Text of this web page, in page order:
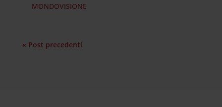
MONDOVISIONE
« Post precedenti